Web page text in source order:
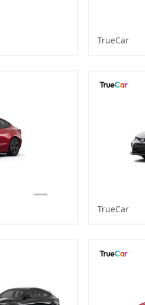
TrueCar
TrueCar